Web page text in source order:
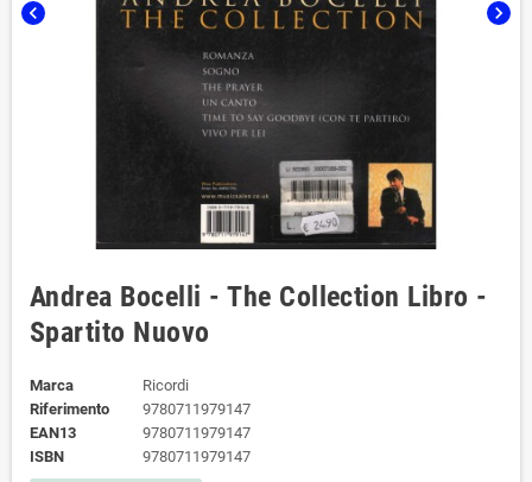
chevron_left chevron_right
Andrea Bocelli - The Collection Libro -
Spartito Nuovo
Marca
Ricordi
Riferimento
9780711979147
EAN13
9780711979147
ISBN
9780711979147